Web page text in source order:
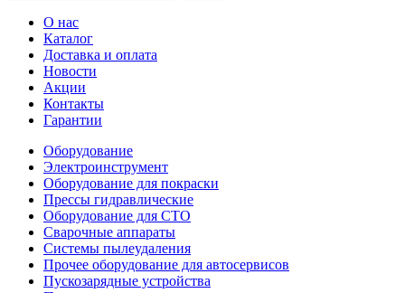
О нас
Каталог
Доставка и оплата
Новости
Акции
Контакты
Гарантии
Оборудование
Электроинструмент
Оборудование для покраски
Прессы гидравлические
Оборудование для СТО
Сварочные аппараты
Системы пылеудаления
Прочее оборудование для автосервисов
Пускозарядные устройства